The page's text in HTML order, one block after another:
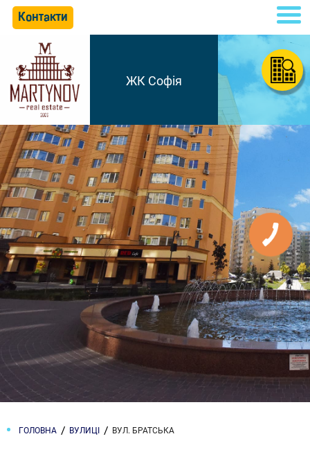
Контакти
ЖК Софія
ГОЛОВНА ВУЛИЦІ ВУЛ. БРАТСЬКА